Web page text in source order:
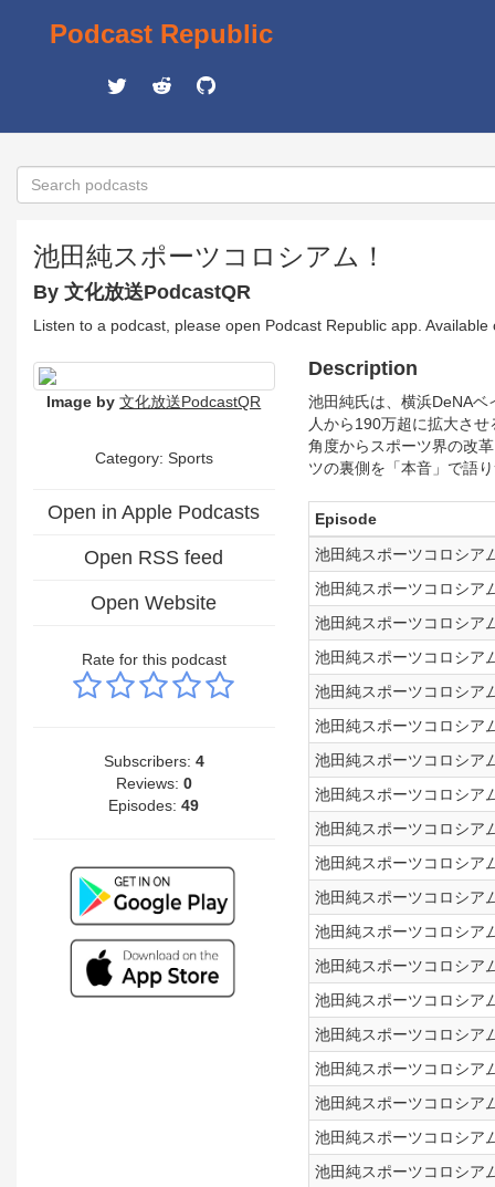
Podcast Republic
池田純スポーツコロシアム！
By 文化放送PodcastQR
Listen to a podcast, please open Podcast Republic app.
Image by 文化放送PodcastQR
Category: Sports
Open in Apple Podcasts
Open RSS feed
Open Website
Rate for this podcast
Subscribers: 4
Reviews: 0
Episodes:49
Description
池田純氏は、横浜DeNA
人から190万超に拡大さ
角度からスポーツ界の改
ツの裏側を「本音」で語
Episode
池田純スポーツコロシ
池田純スポーツコロシ
池田純スポーツコロシ
池田純スポーツコロシ
池田純スポーツコロシ
池田純スポーツコロシ
池田純スポーツコロシ
池田純スポーツコロシ
池田純スポーツコロシ
池田純スポーツコロシ
池田純スポーツコロシ
池田純スポーツコロシ
池田純スポーツコロシ
池田純スポーツコロシ
池田純スポーツコロシ
池田純スポーツコロシ
池田純スポーツコロシ
池田純スポーツコロシ
池田純スポーツコロシ